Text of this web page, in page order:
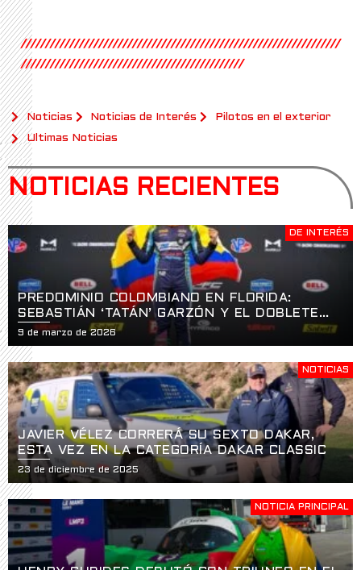
//////////////////////////////////////////////////////////////////
//////////////////////////////////////////////
Noticias Noticias de Interés Pilotos en el exterior
Ultimas Noticias
NOTICIAS RECIENTES
DE INTERÉS
PREDOMINIO COLOMBIANO EN FLORIDA:
SEBASTIÁN ‘TATÁN’ GARZÓN Y EL DOBLETE
HISTÓRICO EN LA APERTURA DE LA USF2000
EN ST. PETERSBURG
9 de marzo de 2026
NOTICIAS
JAVIER VÉLEZ CORRERÁ SU SEXTO DAKAR,
ESTA VEZ EN LA CATEGORÍA DAKAR CLASSIC
23 de diciembre de 2025
NOTICIA PRINCIPAL